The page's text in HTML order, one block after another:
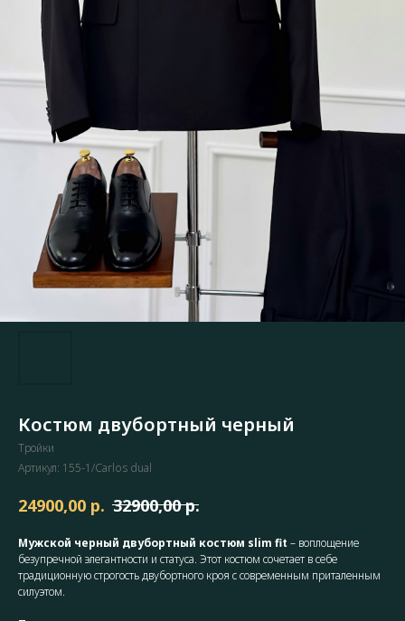
Костюм двубортный черный
Тройки
Артикул: 155-1/Carlos dual
24900,00 р. 32900,00 р.
Мужской черный двубортный костюм slim fit – воплощение
безупречной элегантности и статуса. Этот костюм сочетает в себе
традиционную строгость двубортного кроя с современным приталенным
силуэтом.